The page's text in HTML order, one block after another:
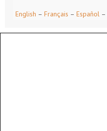
English – Français – Español–